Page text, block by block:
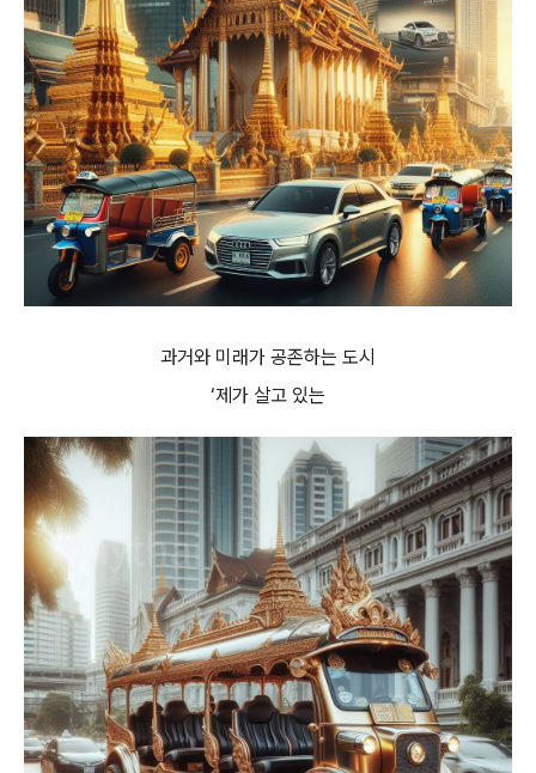
과거와 미래가 공존하는 도시
‘제가 살고 있는